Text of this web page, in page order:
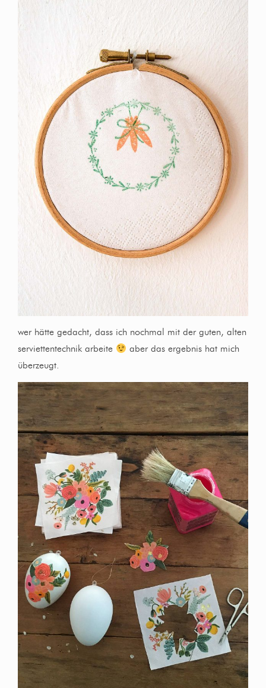
wer hätte gedacht, dass ich nochmal mit der guten, alten
serviettentechnik arbeite
aber das ergebnis hat mich
überzeugt.